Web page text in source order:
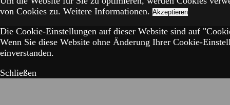
von Cookies zu. Weitere Informationen. Akzeptieren
Die Cookie-Einstellungen auf dieser Website sind auf
Wenn Sie diese Website ohne Änderung Ihrer Cookie-
einverstanden.
Schließen